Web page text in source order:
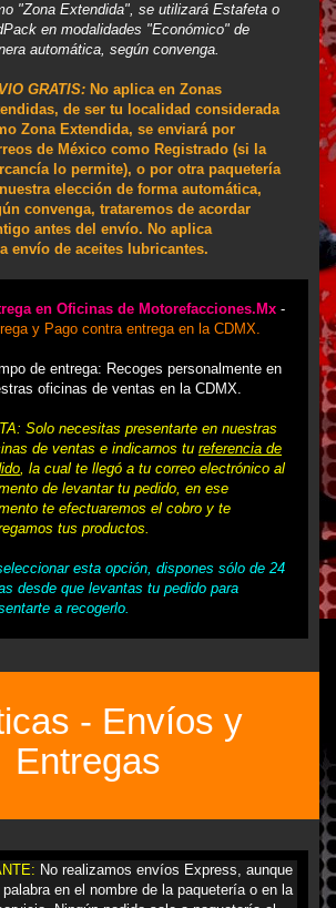
"Zona Extendida", se utilizará Estafeta o
en modalidades "Económico" de
automática, según convenga.
GRATIS: No aplica en Zonas
de ser tu localidad considerada
Zona Extendida, se enviará por
de México como Registrado (si la
lo permite), o por otra paquetería
elección de forma automática,
convenga, trataremos de acordar
antes del envío. No aplica
envío de aceites lubricantes.
en Oficinas de Motorefacciones.Mx -
y Pago contra entrega en la CDMX.
de entrega: Recoges personalmente en
oficinas de ventas en la CDMX.
Solo necesitas presentarte en nuestras
de ventas e indicarnos tu referencia de
, la cual te llegó a tu correo electrónico al
de levantar tu pedido, en ese
te efectuaremos el cobro y te
tus productos.
esta opción, dispones sólo de 24
desde que levantas tu pedido para
a recogerlo.
- Envíos y
Entregas
No realizamos envíos Express, aunque
en el nombre de la paquetería o en la